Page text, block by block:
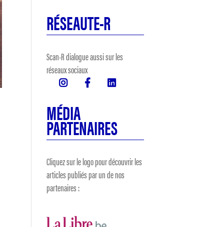
RÉSEAUTE-R
Scan-R dialogue aussi sur les
réseaux sociaux
MÉDIA
PARTENAIRES
Cliquez sur le logo pour découvrir les
articles publiés par un de nos
partenaires :